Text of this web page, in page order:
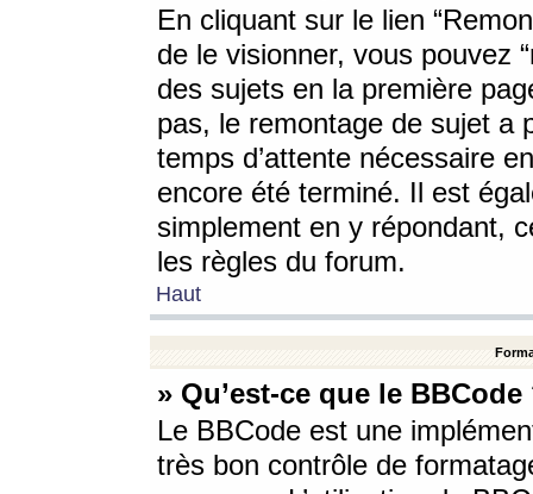
En cliquant sur le lien
de le visionner, vous pouvez
des sujets en la première
pas, le remontage de sujet a
temps d’attente nécessaire
encore été terminé. Il est
simplement en y répondant,
les règles du forum.
Haut
» Qu’est-ce que le BBCode
Le BBCode est une
très bon contrôle de